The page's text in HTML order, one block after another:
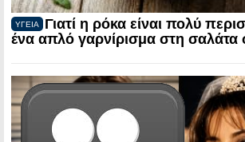
ΥΓΕΙΑ
Γιατί η ρόκα είναι πολύ
ένα απλό γαρνίρισμα στη σαλάτα